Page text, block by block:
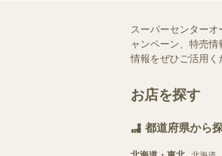
スーパーセンター
ャンペーン、特売
情報をぜひご活用く
お店を探す
都道府県から